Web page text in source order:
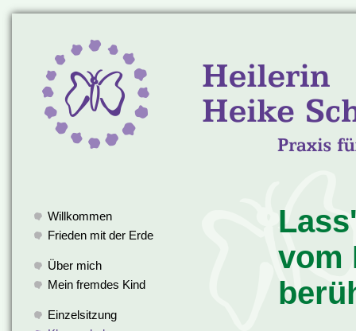
Willkommen
Frieden mit der Erde
Über mich
Mein fremdes Kind
Einzelsitzung
vom